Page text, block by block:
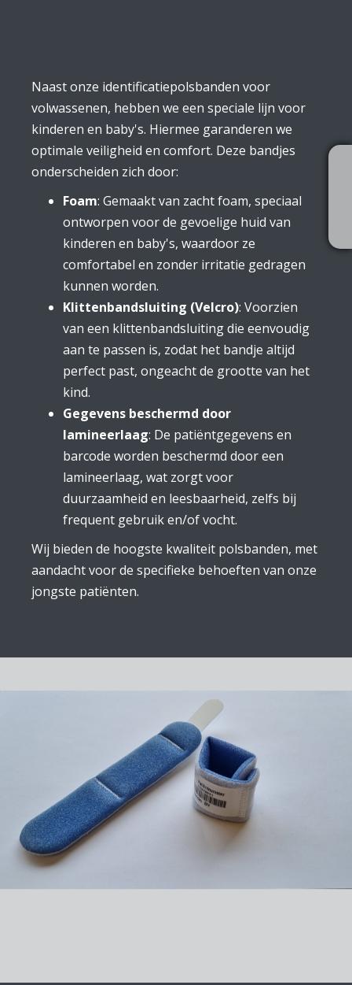
Naast onze identificatiepolsbanden voor
volwassenen, hebben we een speciale lijn voor
kinderen en baby's. Hiermee garanderen we
optimale veiligheid en comfort. Deze bandjes
onderscheiden zich door:
Foam: Gemaakt van zacht foam, speciaal
ontworpen voor de gevoelige huid van
kinderen en baby's, waardoor ze
comfortabel en zonder irritatie gedragen
kunnen worden.
Klittenbandsluiting (Velcro): Voorzien
van een klittenbandsluiting die eenvoudig
aan te passen is, zodat het bandje altijd
perfect past, ongeacht de grootte van het
kind.
Gegevens beschermd door
lamineerlaag: De patiëntgegevens en
barcode worden beschermd door een
lamineerlaag, wat zorgt voor
duurzaamheid en leesbaarheid, zelfs bij
frequent gebruik en/of vocht.​
Wij bieden de hoogste kwaliteit polsbanden, met
aandacht voor de specifieke behoeften van onze
jongste patiënten.